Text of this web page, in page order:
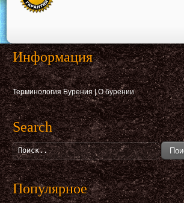
Информация
Терминология Бурения|О бурении
Search
Популярное